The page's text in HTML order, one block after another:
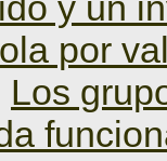
por
Los